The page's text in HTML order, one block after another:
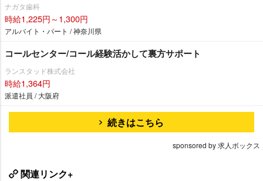
ナガタ歯科
時給1,225円～1,300円
アルバイト・パート / 神奈川県
コールセンター/コール経験活かして裏方サポート
ランスタッド株式会社
時給1,364円
派遣社員 / 大阪府
続きはこちら
sponsored by 求人ボックス
関連リンク+